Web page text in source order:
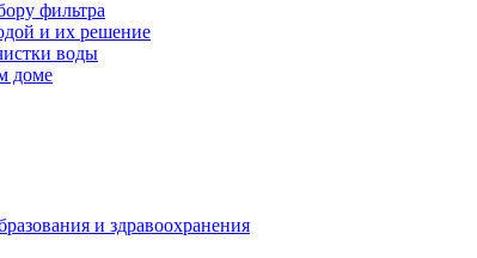
фильтра
и их решение
воды
доме
и здравоохранения